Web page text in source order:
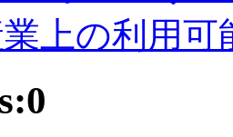
上の利用可
0